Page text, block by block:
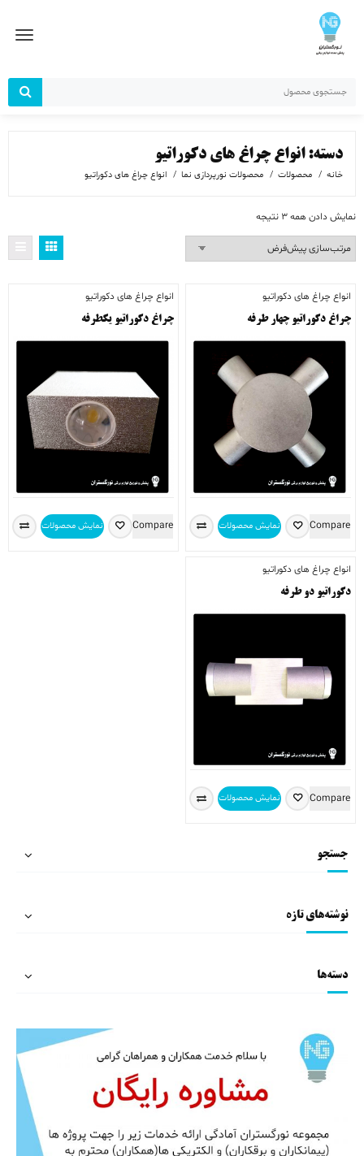
جستجو
نوشته‌های تازه
دسته‌ها
دسته:انواع چراغ های دکوراتیو
خانه محصولات محصولات نورپردازی نما انواع چراغ های دکوراتیو
نمایش دادن همه 3 نتیجه
انواع چراغ های دکوراتیو
چراغ دکوراتیو چهار طرفه
نمایش محصولات Compare
انواع چراغ های دکوراتیو
چراغ دکوراتیو یکطرفه
نمایش محصولات Compare
انواع چراغ های دکوراتیو
دکوراتیو دو طرفه
نمایش محصولات Compare